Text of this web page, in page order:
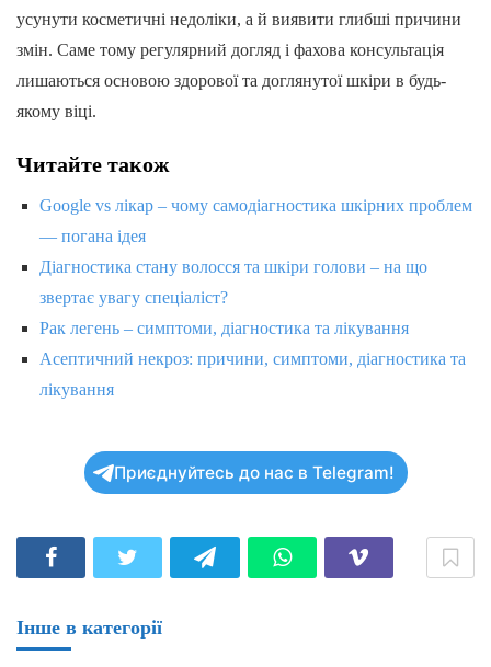
усунути косметичні недоліки, а й виявити глибші причини
змін. Саме тому регулярний догляд і фахова консультація
лишаються основою здорової та доглянутої шкіри в будь-
якому віці.
Читайте також
Google vs лікар – чому самодіагностика шкірних проблем
— погана ідея
Діагностика стану волосся та шкіри голови – на що
звертає увагу спеціаліст?
Рак легень – симптоми, діагностика та лікування
Асептичний некроз: причини, симптоми, діагностика та
лікування
Приєднуйтесь до нас в Telegram!
Інше в категорії